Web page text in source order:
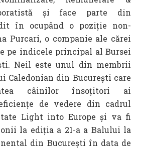
și face parte din
în ocupând o poziție non-
Purcari, o companie ale cărei
pe indicele principal al Bursei
Neil este unul din membrii
Caledonian din București care
câinilor însoțitori ai
de vedere din cadrul
Light into Europe și va fi
la ediția a 21-a a Balului la
din București în data de